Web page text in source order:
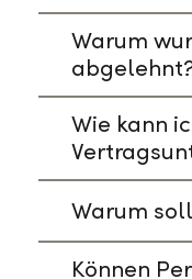
Warum
Wie kann
Warum
Können